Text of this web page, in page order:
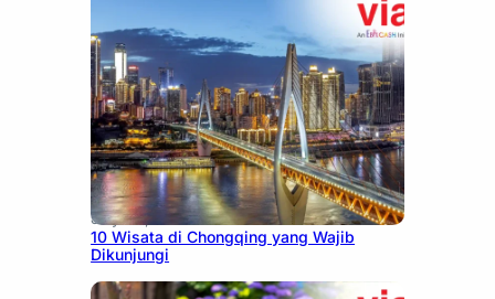
July 30, 2026
10 Wisata di Chongqing yang Wajib
Dikunjungi